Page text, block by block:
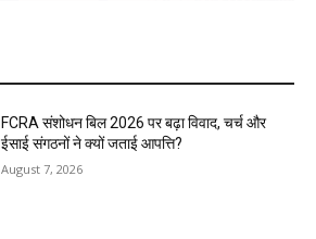
FCRA संशोधन बिल 2026 पर बढ़ा विवाद, चर्च और
ईसाई संगठनों ने क्यों जताई आपत्ति?
August 7, 2026